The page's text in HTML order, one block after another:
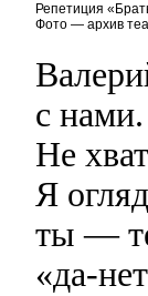
Репетиция
Фото — архив
с
Не
Я
ты —
«да-